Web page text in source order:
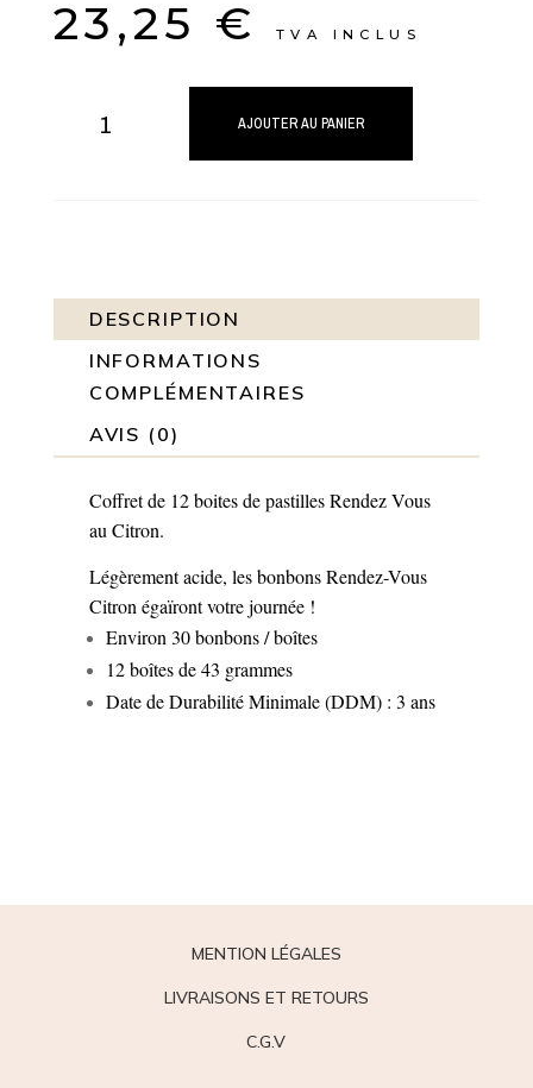
23,25 € TVA INCLUS
AJOUTER AU PANIER
DESCRIPTION
INFORMATIONS
COMPLÉMENTAIRES
AVIS (0)
Coffret de 12 boites de pastilles Rendez Vous
au Citron.
Légèrement acide, les bonbons Rendez-Vous
Citron égaïront votre journée !
Environ 30 bonbons / boîtes
12 boîtes de 43 grammes
Date de Durabilité Minimale (DDM) : 3 ans
MENTION LÉGALES
LIVRAISONS ET RETOURS
C.G.V